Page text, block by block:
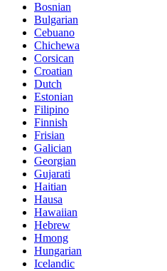
Bosnian
Bulgarian
Cebuano
Chichewa
Corsican
Croatian
Dutch
Estonian
Filipino
Finnish
Frisian
Galician
Georgian
Gujarati
Haitian
Hausa
Hawaiian
Hebrew
Hmong
Hungarian
Icelandic